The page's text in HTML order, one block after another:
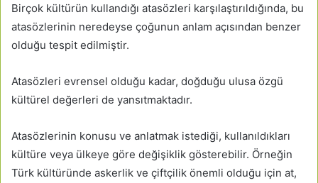
Birçok kültürün kullandığı atasözleri karşılaştırıldığında, bu
atasözlerinin neredeyse çoğunun anlam açısından benzer
olduğu tespit edilmiştir.
Atasözleri evrensel olduğu kadar, doğduğu ulusa özgü
kültürel değerleri de yansıtmaktadır.
Atasözlerinin konusu ve anlatmak istediği, kullanıldıkları
kültüre veya ülkeye göre değişiklik gösterebilir. Örneğin
Türk kültüründe askerlik ve çiftçilik önemli olduğu için at,